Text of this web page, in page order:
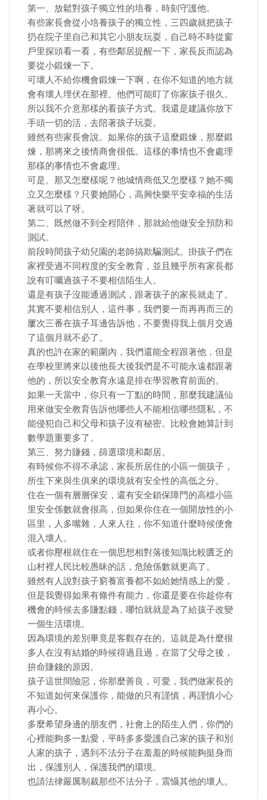
第一、放鬆對孩子獨立性的培養，時刻守護他。
有些家長會從小培養孩子的獨立性，三四歲就把孩子
扔在院子里自己和其它小朋友玩耍，自己時不時從窗
戶里探頭看一看，有些鄰居提醒一下，家長反而認為
要從小鍛煉一下。
可壞人不給你機會鍛煉一下啊，在你不知道的地方就
會有壞人埋伏在那裡。他們可能盯了你家孩子很久。
所以我不介意那樣的看孩子方式。我還是建議你放下
手頭一切的活，去陪著孩子玩耍。
雖然有些家長會說。如果你的孩子這麼鍛煉，那麼鍛
煉，那將來之後情商會很低。這樣的事情也不會處理
那樣的事情也不會處理。
可是。那又怎麼樣呢？他城情商低又怎麼樣？她不獨
立又怎麼樣？只要她開心，高興快樂平安幸福的生活
著就可以了呀。
第二、既然做不到全程陪伴，那就給他做安全預防和
測試。
前段時間孩子幼兒園的老師搞欺騙測試。掛孩子們在
家裡受過不同程度的安全教育，並且幾乎所有家長都
說有叮囑過孩子不要相信陌生人。
還是有孩子沒能通過測試，跟著孩子的家長就走了。
其實不要相信別人，這件事，我們要一而再再而三的
屢次三番在孩子耳邊告訴他，不要覺得我上個月交過
了這個月就不必了。
真的也許在家的範圍內，我們還能全程跟著他，但是
在學校里將來以後他長大後我們是不可能永遠都跟著
他的，所以安全教育永遠是排在學習教育前面的。
如果一天當中，你只有一丁點的時間，那麼我建議仙
用來做安全教育告訴他哪些人不能相信哪些隱私，不
能侵犯自己和父母和孩子沒有秘密。比較會她算計到
數學題重要多了。
第三、努力賺錢，篩選環境和鄰居。
有時候你不得不承認，家長所居住的小區一個孩子，
所生下來與生俱來的環境就有安全性的高低之分。
住在一個有層層保安，還有安全鎖保障門的高檔小區
里安全係數就會很高，但如果你住在一個開放性的小
區里，人多嘴雜，人來人往，你不知道什麼時候便會
混入壞人。
或者你壓根就住在一個思想相對落後知識比較匱乏的
山村裡人民比較愚昧的話，危險係數就更高了。
雖然有人說對孩子窮養富養都不如給她情感上的愛，
但是我覺得如果有條件有能力，你還是要在你趁你有
機會的時候去多賺點錢，哪怕就就是為了給孩子改變
一個生活環境。
因為環境的差別畢竟是客觀存在的。這就是為什麼很
多人在沒有結婚的時候得過且過，在當了父母之後，
拚命賺錢的原因。
孩子這世間險惡，你那麼善良，可愛，我們做家長的
不知道如何來保護你，能做的只有謹慎，再謹慎小心
再小心。
多麼希望身邊的朋友們，社會上的陌生人們，你們的
心裡能夠多一點愛，平時多多愛護自己家的孩子和別
人家的孩子，遇到不法分子在羞羞的時候能夠挺身而
出，保護別人，保護我們的環境。
也請法律嚴厲制裁那些不法分子，震懾其他的壞人。